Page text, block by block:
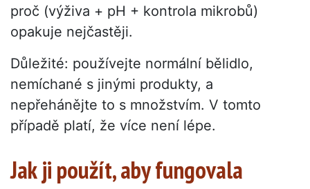
proč (výživa + pH + kontrola mikrobů)
opakuje nejčastěji.
Důležité: používejte normální bělidlo,
nemíchané s jinými produkty, a
nepřehánějte to s množstvím. V tomto
případě platí, že více není lépe.
Jak ji použít, aby fungovala